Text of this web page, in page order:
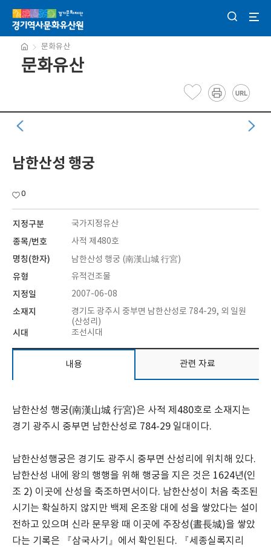
문화유산
문화유산
남한산성 행궁
0
지정구분 국가지정유산
종목/번호 사적 제480호
명칭(한자) 남한산성 행궁 (南漢山城 行宮)
유형 유적건조물
지정일 2007-06-08
소재지
경기도 광주시 중부면 남한산성로 784-29, 외 일원
(산성리)
시대 조선시대
내용 관련 자료
남한산성 행궁(南漢山城 行宮)은 사적 제480호로 소재지는
경기 광주시 중부면 남한산성로 784-29 일대이다.
남한산성행궁은 경기도 광주시 중부면 산성리에 위치해 있다.
남한산성 내에 왕의 행행을 위해 행궁을 지은 것은 1624년(인
조 2) 이곳에 산성을 축조하면서이다. 남한산성이 처음 축조된
시기는 확실하지 않지만 백제 온조왕 대에 성을 쌓았다는 설이
전하고 있으며 신라 문무왕 때 이곳에 주장성(晝長城)을 쌓았
다는 기록은 『삼국사기』에서 확인된다. 『세종실록지리